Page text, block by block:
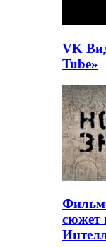
VK
Tube»
Фильм
сюжет